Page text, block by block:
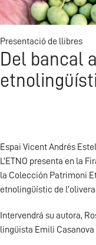
Presentació de llibres
Del bancal
Espai Vicent Andrés
L’ETNO presenta en la
la Colección Patrimoni
etnolingüístic de l’olivera
Intervendrá su autora,
lingüista Emili Casanova